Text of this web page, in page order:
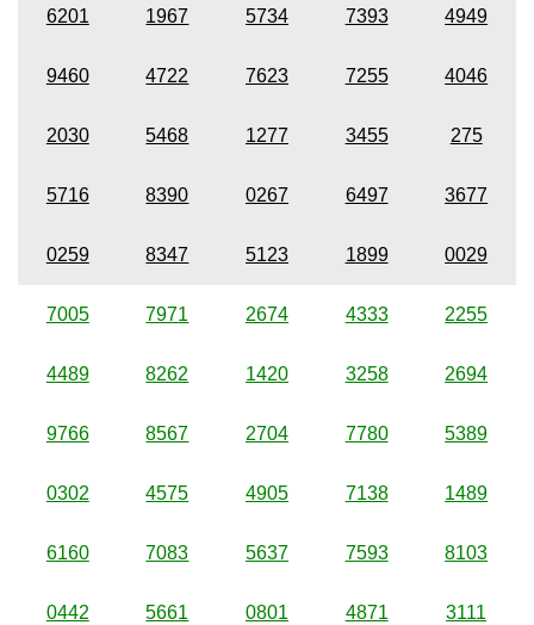
6201 1967 5734 7393 4949
9460 4722 7623 7255 4046
2030 5468 1277 3455 275
5716 8390 0267 6497 3677
0259 8347 5123 1899 0029
7005 7971 2674 4333 2255
4489 8262 1420 3258 2694
9766 8567 2704 7780 5389
0302 4575 4905 7138 1489
6160 7083 5637 7593 8103
0442 5661 0801 4871 3111